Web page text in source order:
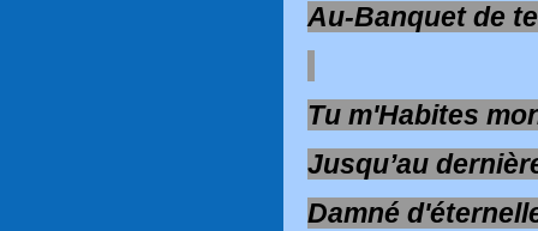
Au-Banquet de
Tu m'Habites
Jusqu’au
Damné